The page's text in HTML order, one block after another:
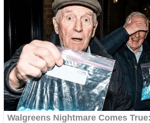
Covid-19: 755 de cazuri
noi în România
Răcitor de apă CW5000
pentru freze cu laser fără
metale